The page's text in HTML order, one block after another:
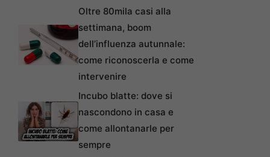
Oltre 80mila casi alla
settimana, boom
dell’influenza autunnale:
come riconoscerla e come
intervenire
Incubo blatte: dove si
nascondono in casa e
come allontanarle per
sempre